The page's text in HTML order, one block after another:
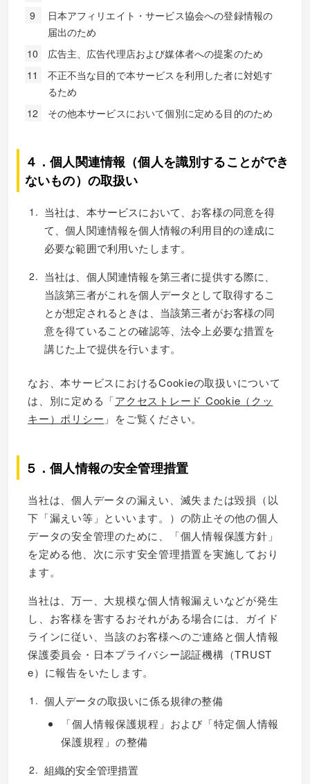
日本アフィリエイト・サービス協会への登録情報の
届出のため
広告主、広告代理店および媒体者への提案のため
不正不当な目的で本サービスを利用した者に対処す
るため
その他本サービスにおいて個別に定める目的のため
４．個人関連情報（個人を識別することができ
ないもの）の取扱い
当社は、本サービスにおいて、お客様の同意を得
て、個人関連情報を個人情報の利用目的の達成に
必要な範囲で利用いたします。
当社は、個人関連情報を第三者に提供する際に、
当該第三者がこれを個人データとして取得するこ
とが想定されるときは、当該第三者がお客様の同
意を得ていることの確認等、法令上必要な措置を
講じた上で提供を行います。
なお、本サービスにおけるCookieの取扱いについて
は、別に定める「アクセストレード Cookie（クッ
キー）ポリシー 」をご覧ください。
５．個人情報の安全管理措置
当社は、個人データの漏えい、滅失または毀損（以
下「漏えい等」といいます。）の防止その他の個人
データの安全管理のために、「個人情報保護方針」
を定める他、次に示す安全管理措置を実施しており
ます。
当社は、万一、大規模な個人情報漏えいなどが発生
し、お客様を害するおそれがある場合には、ガイド
ラインに従い、当該のお客様へのご連絡と個人情報
保護委員会・日本プライバシー認証機構（TRUST
e）に報告をいたします。
個人データの取扱いに係る規律の整備
「個人情報保護規程」および「特定個人情報
保護規程」の整備
組織的安全管理措置